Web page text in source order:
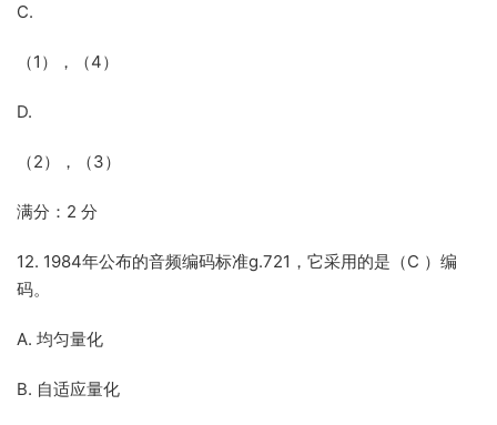
C.
（1），（4）
D.
（2），（3）
满分：2 分
12. 1984年公布的音频编码标准g.721，它采用的是（C ）编
码。
A. 均匀量化
B. 自适应量化